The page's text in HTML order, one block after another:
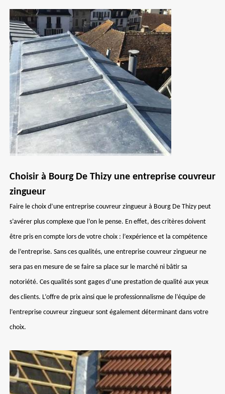
Choisir à Bourg De Thizy une entreprise couvreur
zingueur
Faire le choix d’une entreprise couvreur zingueur à Bourg De Thizy peut
s’avérer plus complexe que l’on le pense. En effet, des critères doivent
être pris en compte lors de votre choix : l’expérience et la compétence
de l’entreprise. Sans ces qualités, une entreprise couvreur zingueur ne
sera pas en mesure de se faire sa place sur le marché ni bâtir sa
notoriété. Ces qualités sont gages d’une prestation de qualité aux yeux
des clients. L’offre de prix ainsi que le professionnalisme de l’équipe de
l’entreprise couvreur zingueur sont également déterminant dans votre
choix.